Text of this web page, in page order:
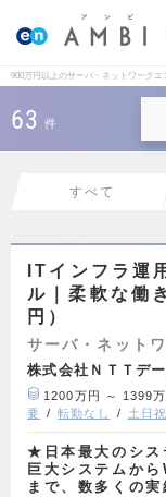
900万円以上のサーバ・ネットワーク
63 件
すべて
ITインフラ運
ル｜柔軟な働
円）
サーバ・ネット
株式会社ＮＴＴデ
1200万円 ～ 1399
要
転勤なし 土日
★日本最大のシ
巨大システムか
まで、数多くの